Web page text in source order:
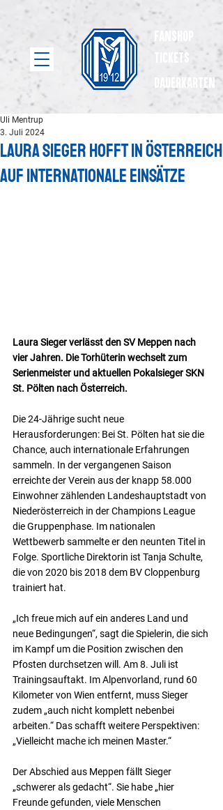
Fanshop
Tickets
dauerkarten
Laura Sieger hofft in Österreich
auf internationale Einsätze
Uli Mentrup
3. Juli 2024
Laura Sieger verlässt den SV Meppen nach
vier Jahren. Die Torhüterin wechselt zum
Serienmeister und aktuellen Pokalsieger SKN
St. Pölten nach Österreich.
Die 24-Jährige sucht neue
Herausforderungen: Bei St. Pölten hat sie die
Chance, auch internationale Erfahrungen
sammeln. In der vergangenen Saison
erreichte der Verein aus der knapp 58.000
Einwohner zählenden Landeshauptstadt von
Niederösterreich in der Champions League
die Gruppenphase. Im nationalen
Wettbewerb sammelte er den neunten Titel in
Folge. Sportliche Direktorin ist Tanja Schulte,
die von 2020 bis 2018 dem BV Cloppenburg
trainiert hat.
„Ich freue mich auf ein anderes Land und
neue Bedingungen“, sagt die Spielerin, die sich
im Kampf um die Position zwischen den
Pfosten durchsetzen will. Am 8. Juli ist
Trainingsauftakt. Im Alpenvorland, rund 60
Kilometer von Wien entfernt, muss Sieger
zudem „auch nicht komplett nebenbei
arbeiten.“ Das schafft weitere Perspektiven:
„Vielleicht mache ich meinen Master.“
Der Abschied aus Meppen fällt Sieger
„schwerer als gedacht“. Sie habe „hier
Freunde gefunden, viele Menschen